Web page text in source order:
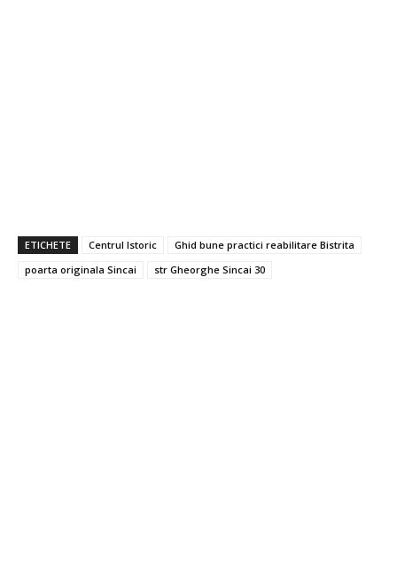
ETICHETE Centrul Istoric
Ghid bune practici reabilitare Bistrita
poarta originala Sincai
str Gheorghe Sincai 30